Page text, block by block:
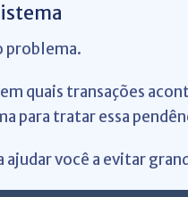
problema.
quais transações
para tratar essa
você a evitar